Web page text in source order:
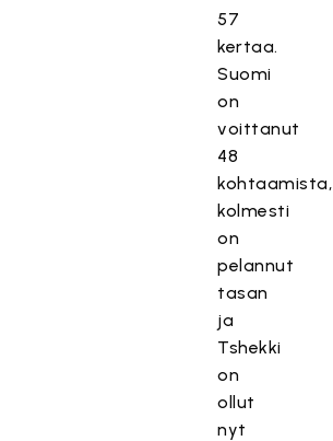
57
kertaa.
Suomi
on
voittanut
48
kohtaamista,
kolmesti
on
pelannut
tasan
ja
Tshekki
on
ollut
nyt